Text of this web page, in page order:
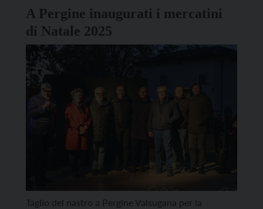
A Pergine inaugurati i mercatini
di Natale 2025
Taglio del nastro a Pergine Valsugana per la